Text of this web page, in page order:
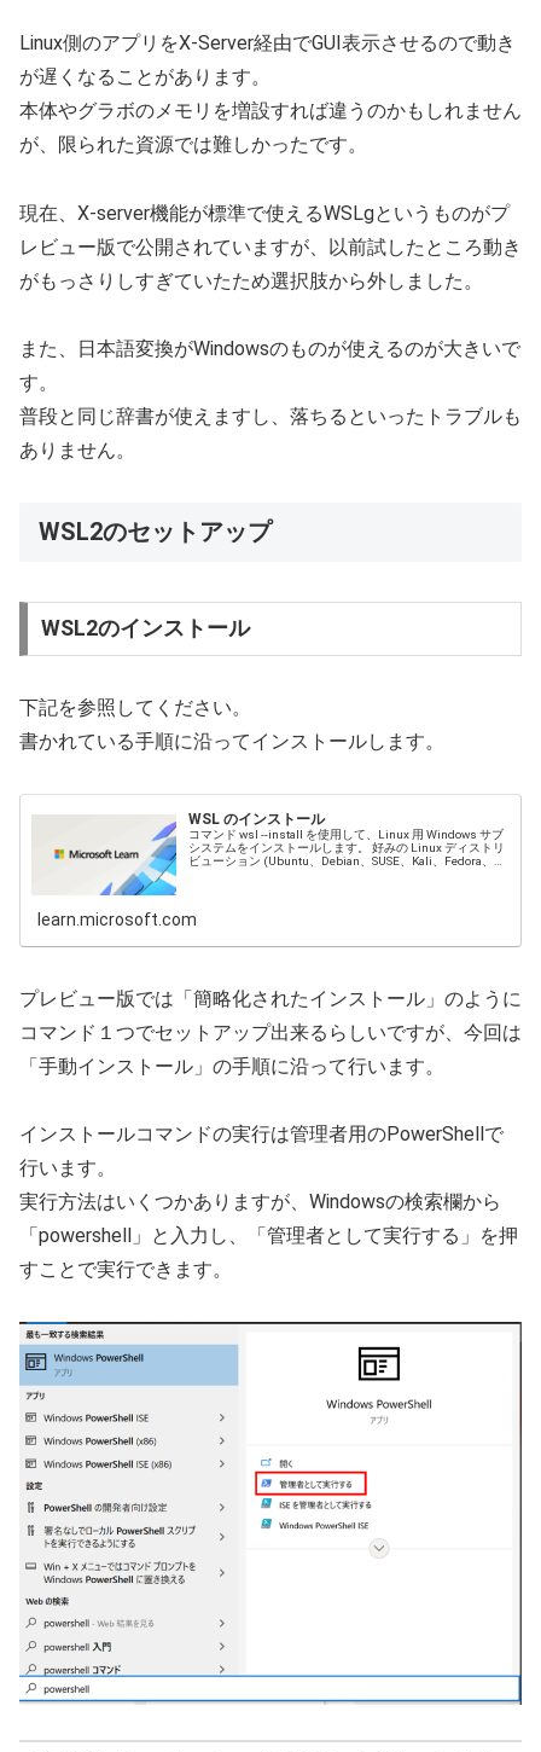
Linux側のアプリをX-Server経由でGUI表示させるので動き
が遅くなることがあります。
本体やグラボのメモリを増設すれば違うのかもしれません
が、限られた資源では難しかったです。
現在、X-server機能が標準で使えるWSLgというものがプ
レビュー版で公開されていますが、以前試したところ動き
がもっさりしすぎていたため選択肢から外しました。
また、日本語変換がWindowsのものが使えるのが大きいで
す。
普段と同じ辞書が使えますし、落ちるといったトラブルも
ありません。
WSL2のセットアップ
WSL2のインストール
下記を参照してください。
書かれている手順に沿ってインストールします。
WSL のインストール
コマンド wsl --install を使用して、Linux 用 Windows サブ
システムをインストールします。 好みの Linux ディストリ
ビューション (Ubuntu、Debian、SUSE、Kali、Fedora、
learn.microsoft.com
プレビュー版では「簡略化されたインストール」のように
コマンド１つでセットアップ出来るらしいですが、今回は
「手動インストール」の手順に沿って行います。
インストールコマンドの実行は管理者用のPowerShellで
行います。
実行方法はいくつかありますが、Windowsの検索欄から
「powershell」と入力し、「管理者として実行する」を押
すことで実行できます。